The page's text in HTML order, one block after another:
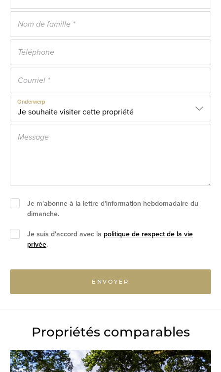
Onderwerp
Je m'abonne à la lettre d'information hebdomadaire du
dimanche.
Je suis d'accord avec la politique de respect de la vie
privée.
ENVOYER
Propriétés comparables